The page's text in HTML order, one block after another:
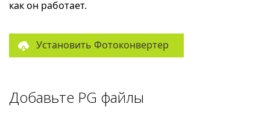
как он работает.
Установить Фотоконвертер
Добавьте PG файлы